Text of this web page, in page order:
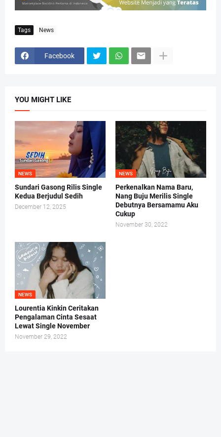
Tags News
Facebook
YOU MIGHT LIKE
NEWS
Sundari Gasong Rilis Single
Kedua Berjudul Sedih
December 12, 2025
NEWS
Perkenalkan Nama Baru,
Nang Buju Merilis Single
Debutnya Bersamamu Aku
Cukup
November 30, 2022
NEWS
Lourentia Kinkin Ceritakan
Pengalaman Cinta Sesaat
Lewat Single November
November 29, 2022